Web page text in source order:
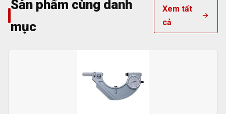
Sản phẩm cùng danh
mục
Xem tất
cả